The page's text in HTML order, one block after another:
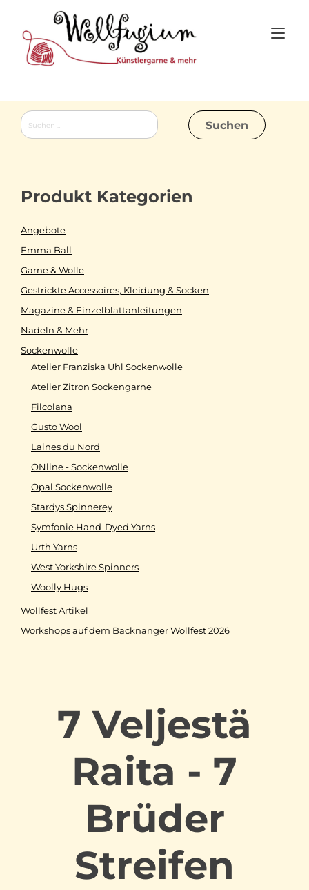
content
7 Veljestä
Raita - 7
Brüder
Streifen
Suchen
nach:
Produkt Kategorien
Angebote
Emma Ball
Garne & Wolle
Gestrickte Accessoires, Kleidung & Socken
Magazine & Einzelblattanleitungen
Nadeln & Mehr
Sockenwolle
Atelier Franziska Uhl Sockenwolle
Atelier Zitron Sockengarne
Filcolana
Gusto Wool
Laines du Nord
ONline - Sockenwolle
Opal Sockenwolle
Stardys Spinnerey
Symfonie Hand-Dyed Yarns
Urth Yarns
West Yorkshire Spinners
Woolly Hugs
Wollfest Artikel
Workshops auf dem Backnanger Wollfest 2026